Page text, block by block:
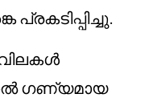
പ്രകടിപ്പിച്ചു.
ഗണ്യമായ